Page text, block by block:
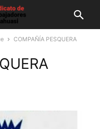
COMPAÑÍA PESQUERA